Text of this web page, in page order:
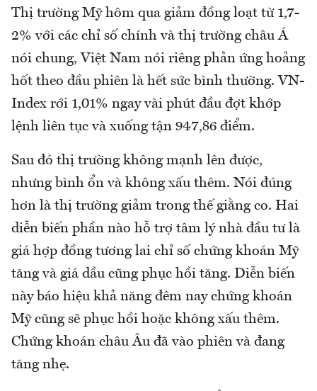
Thị trường Mỹ hôm qua giảm đồng loạt từ 1,7-
2% với các chỉ số chính và thị trường châu Á
nói chung, Việt Nam nói riêng phản ứng hoảng
hốt theo đầu phiên là hết sức bình thường. VN-
Index rới 1,01% ngay vài phút đầu đợt khớp
lệnh liên tục và xuống tận 947,86 điểm.
Sau đó thị trường không mạnh lên được,
nhưng bình ổn và không xấu thêm. Nói đúng
hơn là thị trường giảm trong thế giằng co. Hai
diễn biến phần nào hỗ trợ tâm lý nhà đầu tư là
giá hợp đồng tương lai chỉ số chứng khoán Mỹ
tăng và giá dầu cũng phục hồi tăng. Diễn biến
này báo hiệu khả năng đêm nay chứng khoán
Mỹ cũng sẽ phục hồi hoặc không xấu thêm.
Chứng khoán châu Âu đã vào phiên và đang
tăng nhẹ.